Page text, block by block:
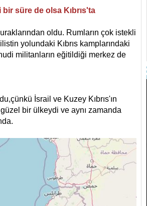
süre de olsa Kıbrıs'ta
oldu. Rumların çok istekli
yolundaki Kıbrıs kamplarındaki
militanların eğitildiği merkez de
İsrail ve Kuzey Kıbrıs'ın
güzel bir ülkeydi ve aynı zamanda